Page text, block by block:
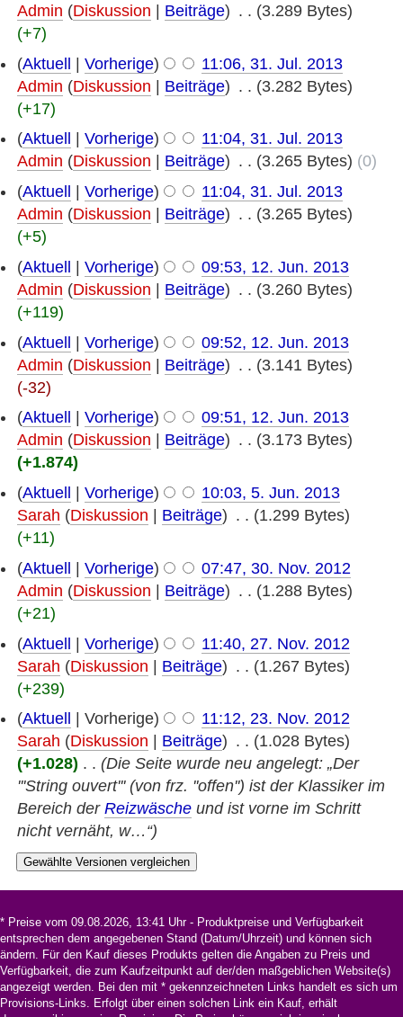
Admin (Diskussion | Beiträge) . . (3.289 Bytes)
(+7)
(Aktuell | Vorherige)
11:06, 31. Jul. 2013
Admin (Diskussion | Beiträge) . . (3.282 Bytes)
(+17)
(Aktuell Vorherige)
11:04, 31. Jul. 2013
Admin (Diskussion Beiträge) . . (3.265 Bytes) (0)
(Aktuell Vorherige)
11:04, 31. Jul. 2013
Admin (Diskussion Beiträge) . . (3.265 Bytes)
(+5)
(Aktuell | Vorherige)
09:53, 12. Jun. 2013
Admin (Diskussion | Beiträge) . . (3.260 Bytes)
(+119)
(Aktuell | Vorherige)
09:52, 12. Jun. 2013
Admin (Diskussion | Beiträge) . . (3.141 Bytes)
(-32)
(Aktuell Vorherige)
09:51, 12. Jun. 2013
Admin (Diskussion Beiträge) . . (3.173 Bytes)
(+1.874)
(Aktuell Vorherige)
10:03, 5. Jun. 2013
Sarah (Diskussion Beiträge) . . (1.299 Bytes)
(+11)
(Aktuell | Vorherige)
07:47, 30. Nov. 2012
Admin (Diskussion | Beiträge) . . (1.288 Bytes)
(+21)
(Aktuell | Vorherige)
11:40, 27. Nov. 2012
Sarah (Diskussion | Beiträge) . . (1.267 Bytes)
(+239)
(Aktuell | Vorherige)
11:12, 23. Nov. 2012
Sarah (Diskussion Beiträge) . . (1.028 Bytes)
(+1.028) . . (Die Seite wurde neu angelegt: „Der
'''String ouvert''' (von frz. ''offen'') ist der Klassiker im
Bereich der Reizwäsche und ist vorne im Schritt
nicht vernäht, w…“)
* Preise vom 09.08.2026, 13:41 Uhr - Produktpreise und Verfügbarkeit
entsprechen dem angegebenen Stand (Datum/Uhrzeit) und können sich
ändern. Für den Kauf dieses Produkts gelten die Angaben zu Preis und
Verfügbarkeit, die zum Kaufzeitpunkt auf der/den maßgeblichen Website(s)
angezeigt werden. Bei den mit * gekennzeichneten Links handelt es sich um
Provisions-Links. Erfolgt über einen solchen Link ein Kauf, erhält